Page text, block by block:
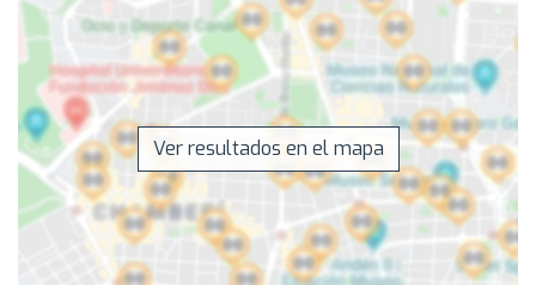
Ver resultados en el mapa